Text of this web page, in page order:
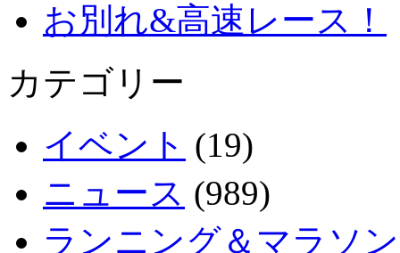
お別れ&高速レース！
カテゴリー
イベント (19)
ニュース (989)
ランニング＆マラソン